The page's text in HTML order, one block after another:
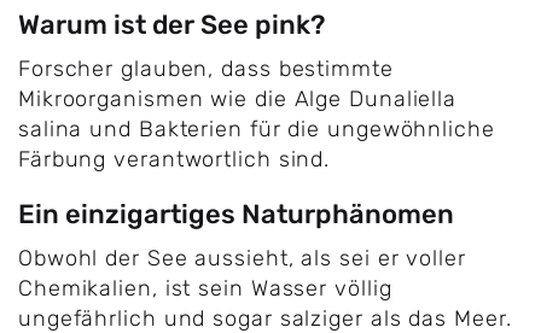
Warum ist der See pink?
Forscher glauben, dass bestimmte
Mikroorganismen wie die Alge Dunaliella
salina und Bakterien für die ungewöhnliche
Färbung verantwortlich sind.
Ein einzigartiges Naturphänomen
Obwohl der See aussieht, als sei er voller
Chemikalien, ist sein Wasser völlig
ungefährlich und sogar salziger als das Meer.